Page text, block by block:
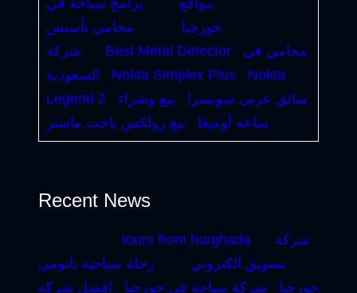
مواقع
برامج سياحة في
جورجيا
محامي تأسيس
شركة
Best Metal Detector
محامي في
السعودية
Nokta Simplex Plus
Nokta
Legend 2
سائق عربى سويسرا
بيع وشراء
ساعة أوميغا
بيع رولكس ياخت ماستر
Recent News
tours from hurghada
شركة
تسويق الكتروني
رحلة سياحية باتومي
جورجيا
شركة سياحة في جورجيا
افضل شركة